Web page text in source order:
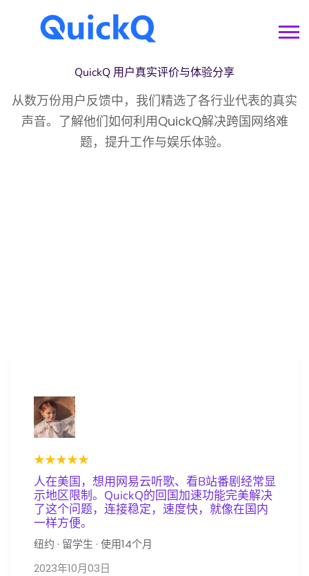
QuickQ 用户真实评价与体验分享
从数万份用户反馈中，我们精选了各行业代表的真实
声音。了解他们如何利用QuickQ解决跨国网络难
题，提升工作与娱乐体验。
★★★★★
人在美国，想用网易云听歌、看B站番剧经常显
示地区限制。QuickQ的回国加速功能完美解决
了这个问题，连接稳定，速度快，就像在国内
一样方便。
纽约 · 留学生 · 使用14个月
2023年10月03日